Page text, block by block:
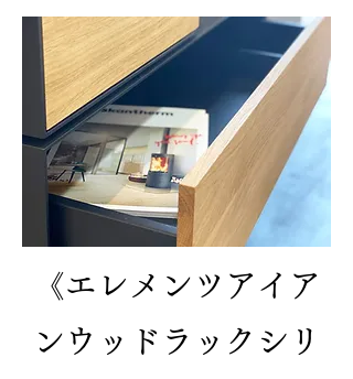
《エレメンツアイア
ンウッドラックシリ